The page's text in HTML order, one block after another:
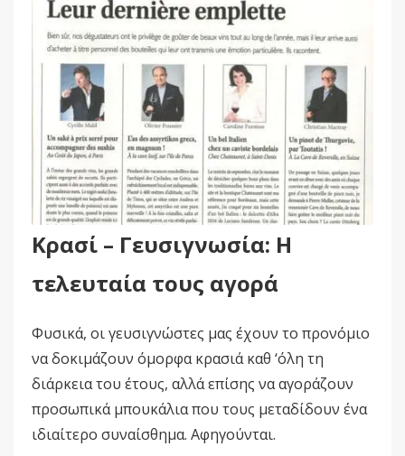
Κρασί – Γευσιγνωσία: Η
τελευταία τους αγορά
Φυσικά, οι γευσιγνώστες μας έχουν το προνόμιο
να δοκιμάζουν όμορφα κρασιά καθ ‘όλη τη
διάρκεια του έτους, αλλά επίσης να αγοράζουν
προσωπικά μπουκάλια που τους μεταδίδουν ένα
ιδιαίτερο συναίσθημα. Αφηγούνται.